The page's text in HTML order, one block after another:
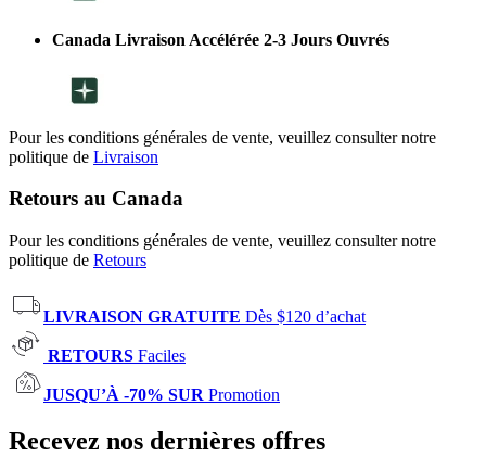
Canada Livraison Accélérée 2-3 Jours Ouvrés
Pour les conditions générales de vente, veuillez consulter notre
politique de Livraison
Retours au Canada
Pour les conditions générales de vente, veuillez consulter notre
politique de Retours
LIVRAISON GRATUITE Dès $120 d’achat
RETOURS Faciles
JUSQU’À -70% SUR Promotion
Recevez nos dernières offres